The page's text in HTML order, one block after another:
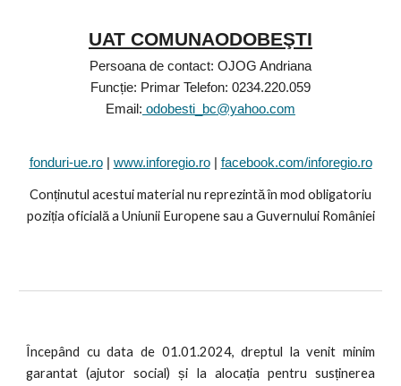
UAT COMUNAODOBEŞTI
Persoana de contact: OJOG Andriana
Funcție: Primar Telefon: 0234.220.059
Email: odobesti_bc@yahoo.com
fonduri-ue.ro| www.inforegio.ro| facebook.com/inforegio.ro
Conținutul acestui material nu reprezintă în mod obligatoriu
poziția oficială a Uniunii Europene sau a Guvernului României
Începând cu data de 01.01.2024, dreptul la venit minim
garantat (ajutor social) și la alocația pentru susținerea